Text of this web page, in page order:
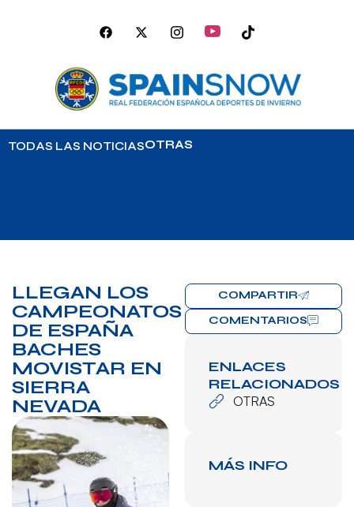
TODAS LAS NOTICIASOTRAS
LLEGAN LOS
CAMPEONATOS
DE ESPAÑA
BACHES
MOVISTAR EN
SIERRA
NEVADA
COMPARTIR
COMENTARIOS
ENLACES
RELACIONADOS
OTRAS
MÁS INFO